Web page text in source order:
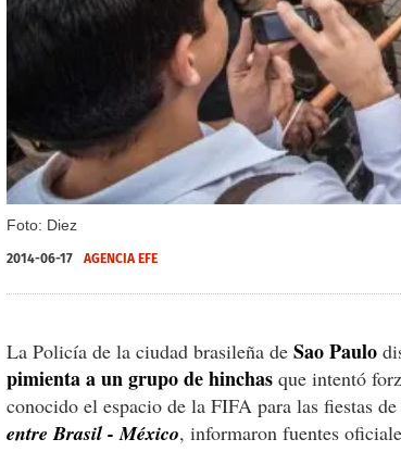
Foto: Diez
2014-06-17 AGENCIA EFE
La Policía de la ciudad brasileña de Sao Paulo
pimienta a un grupo de hinchas que intentó
conocido el espacio de la FIFA para las fiestas
entre Brasil - México, informaron fuentes